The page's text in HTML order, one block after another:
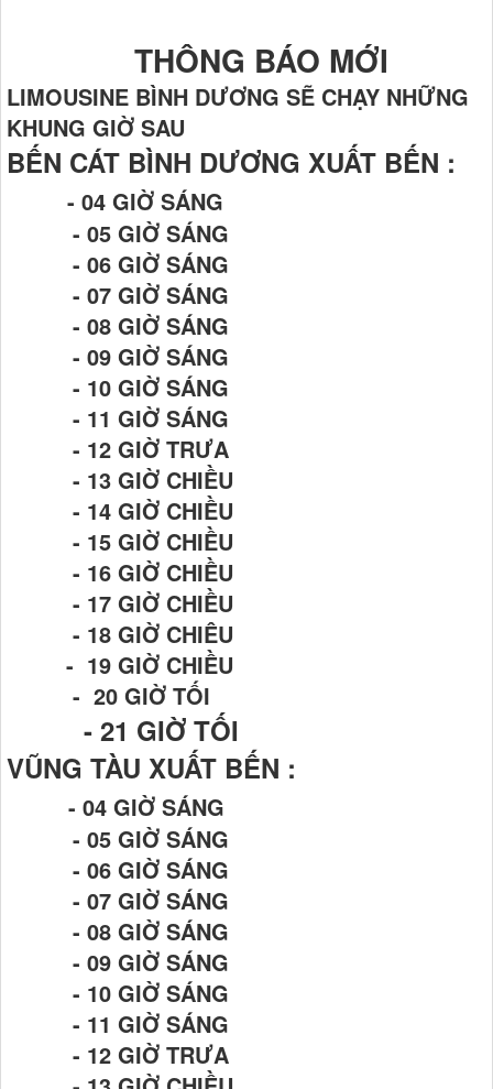
THÔNG BÁO MỚI
LIMOUSINE BÌNH DƯƠNG SẼ CHẠY NHỮNG
KHUNG GIỜ SAU
BẾN CÁT BÌNH DƯƠNG XUẤT BẾN :
- 04 GIỜ SÁNG
- 05 GIỜ SÁNG
- 06 GIỜ SÁNG
- 07 GIỜ SÁNG
- 08 GIỜ SÁNG
- 09 GIỜ SÁNG
- 10 GIỜ SÁNG
- 11 GIỜ SÁNG
- 12 GIỜ TRƯA
- 13 GIỜ CHIỀU
- 14 GIỜ CHIỀU
- 15 GIỜ CHIỀU
- 16 GIỜ CHIỀU
- 17 GIỜ CHIỀU
- 18 GIỜ CHIÊU
- 19 GIỜ CHIỀU
- 20 GIỜ TỐI
- 21 GIỜ TỐI
VŨNG TÀU XUẤT BẾN :
- 04 GIỜ SÁNG
- 05 GIỜ SÁNG
- 06 GIỜ SÁNG
- 07 GIỜ SÁNG
- 08 GIỜ SÁNG
- 09 GIỜ SÁNG
- 10 GIỜ SÁNG
- 11 GIỜ SÁNG
- 12 GIỜ TRƯA